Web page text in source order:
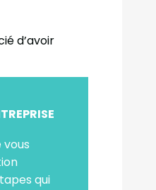
d’avoir
qui